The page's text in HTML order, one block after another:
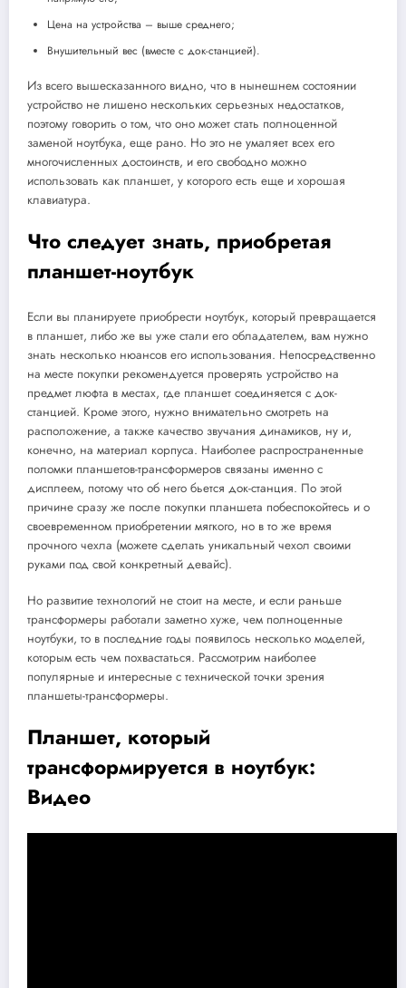
Цена на устройства – выше среднего;
Внушительный вес (вместе с док-станцией).
Из всего вышесказанного видно, что в нынешнем состоянии
устройство не лишено нескольких серьезных недостатков,
поэтому говорить о том, что оно может стать полноценной
заменой ноутбука, еще рано. Но это не умаляет всех его
многочисленных достоинств, и его свободно можно
использовать как планшет, у которого есть еще и хорошая
клавиатура.
Что следует знать, приобретая
планшет-ноутбук
Если вы планируете приобрести ноутбук, который превращается
в планшет, либо же вы уже стали его обладателем, вам нужно
знать несколько нюансов его использования. Непосредственно
на месте покупки рекомендуется проверять устройство на
предмет люфта в местах, где планшет соединяется с док-
станцией. Кроме этого, нужно внимательно смотреть на
расположение, а также качество звучания динамиков, ну и,
конечно, на материал корпуса. Наиболее распространенные
поломки планшетов-трансформеров связаны именно с
дисплеем, потому что об него бьется док-станция. По этой
причине сразу же после покупки планшета побеспокойтесь и о
своевременном приобретении мягкого, но в то же время
прочного чехла (можете сделать уникальный чехол своими
руками под свой конкретный девайс).
Но развитие технологий не стоит на месте, и если раньше
трансформеры работали заметно хуже, чем полноценные
ноутбуки, то в последние годы появилось несколько моделей,
которым есть чем похвастаться. Рассмотрим наиболее
популярные и интересные с технической точки зрения
планшеты-трансформеры.
Планшет, который
трансформируется в ноутбук:
Видео